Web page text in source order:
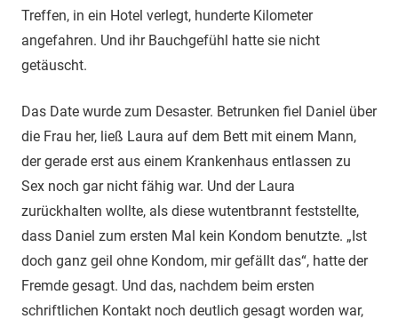
Treffen, in ein Hotel verlegt, hunderte Kilometer
angefahren. Und ihr Bauchgefühl hatte sie nicht
getäuscht.
Das Date wurde zum Desaster. Betrunken fiel Daniel über
die Frau her, ließ Laura auf dem Bett mit einem Mann,
der gerade erst aus einem Krankenhaus entlassen zu
Sex noch gar nicht fähig war. Und der Laura
zurückhalten wollte, als diese wutentbrannt feststellte,
dass Daniel zum ersten Mal kein Kondom benutzte. „Ist
doch ganz geil ohne Kondom, mir gefällt das“, hatte der
Fremde gesagt. Und das, nachdem beim ersten
schriftlichen Kontakt noch deutlich gesagt worden war,